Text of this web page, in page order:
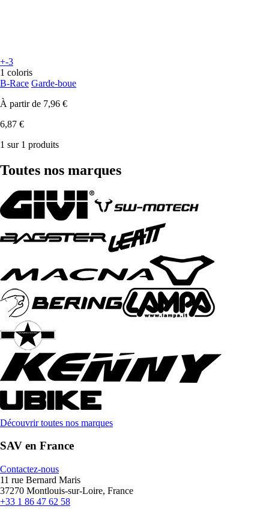
+-3
1 coloris
B-Race Garde-boue
À partir de 7,96 €
6,87 €
1 sur 1 produits
Toutes nos marques
Découvrir toutes nos marques
SAV en France
Contactez-nous
11 rue Bernard Maris
37270 Montlouis-sur-Loire, France
+33 1 86 47 62 58